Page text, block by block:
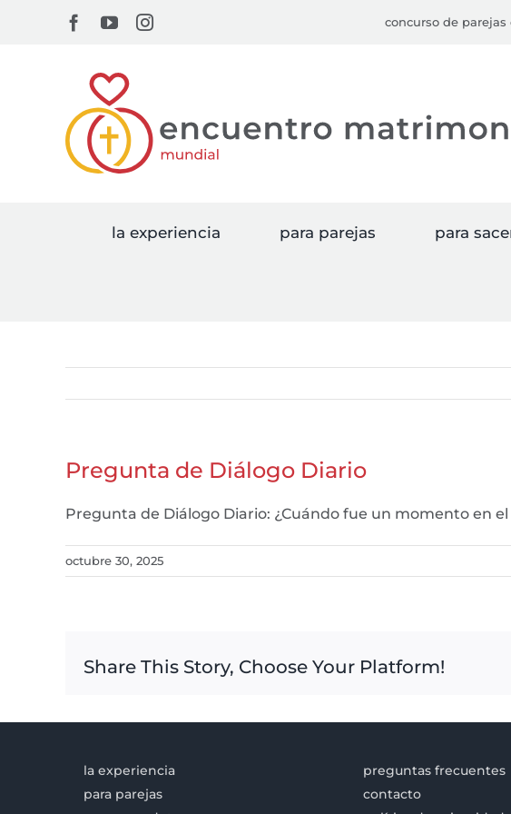
Facebook
YouTubeInstagram concurso de
la experiencia para parejas para
Pregunta de Diálogo Diario
Pregunta de Diálogo Diario: ¿Cuándo fue un momento en
octubre 30, 2025
Share This Story, Choose Your Platform!
la experiencia
para parejas
preguntas frecuentes
contacto